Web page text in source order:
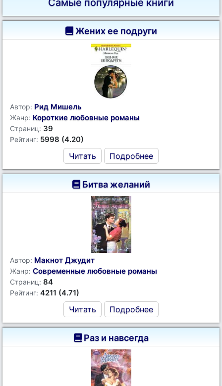
Самые популярные книги
Жених ее подруги
Автор: Рид Мишель
Жанр: Короткие любовные романы
Страниц: 39
Рейтинг: 5998 (4.20)
Читать Подробнее
Битва желаний
Автор: Макнот Джудит
Жанр: Современные любовные романы
Страниц: 84
Рейтинг: 4211 (4.71)
Читать Подробнее
Раз и навсегда